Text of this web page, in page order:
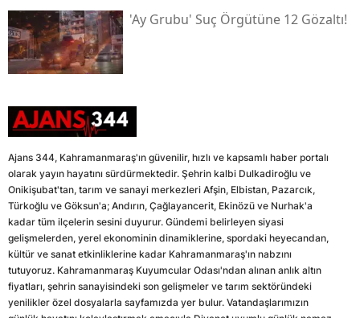
'ay Grubu' Suç Örgütüne 12 Gözaltı!
Ajans 344, Kahramanmaraş'ın güvenilir, hızlı ve kapsamlı haber portalı
olarak yayın hayatını sürdürmektedir. Şehrin kalbi Dulkadiroğlu ve
Onikişubat'tan, tarım ve sanayi merkezleri Afşin, Elbistan, Pazarcık,
Türkoğlu ve Göksun'a; Andırın, Çağlayancerit, Ekinözü ve Nurhak'a
kadar tüm ilçelerin sesini duyurur. Gündemi belirleyen siyasi
gelişmelerden, yerel ekonominin dinamiklerine, spordaki heyecandan,
kültür ve sanat etkinliklerine kadar Kahramanmaraş'ın nabzını
tutuyoruz. Kahramanmaraş Kuyumcular Odası'ndan alınan anlık altın
fiyatları, şehrin sanayisindeki son gelişmeler ve tarım sektöründeki
yenilikler özel dosyalarla sayfamızda yer bulur. Vatandaşlarımızın